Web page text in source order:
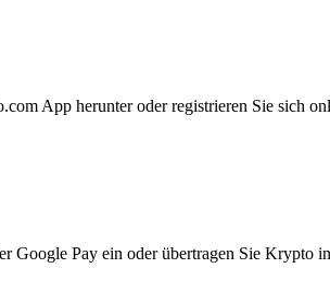
App herunter oder registrieren Sie sich
Google Pay ein oder übertragen Sie Krypto